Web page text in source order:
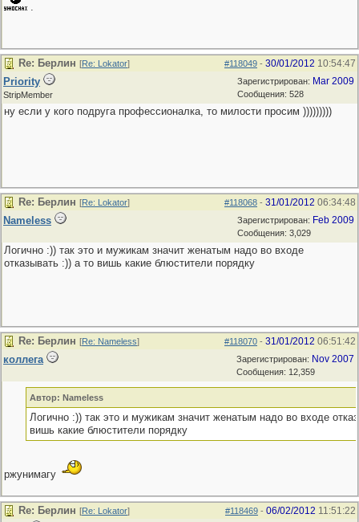
.
#118049 - 30/01/2012 10:54:47
Re: Берлин [Re: Lokator]
Зарегистрирован: Mar 2009
Сообщения: 528
Priority
StripMember
ну если у кого подруга профессионалка, то милости просим )))))))))
#118068 - 31/01/2012 06:34:48
Re: Берлин [Re: Lokator]
Зарегистрирован: Feb 2009
Сообщения: 3,029
Nameless
Логично :)) так это и мужикам значит женатым надо во входе
отказывать :)) а то вишь какие блюстители порядку
#118070 - 31/01/2012 06:51:42
Re: Берлин [Re: Nameless]
Зарегистрирован: Nov 2007
Сообщения: 12,359
коллега
Автор: Nameless
Логично :)) так это и мужикам значит женатым надо во входе
вишь какие блюстители порядку
ржунимагу
#118469 - 06/02/2012 11:51:22
Re: Берлин [Re: Lokator]